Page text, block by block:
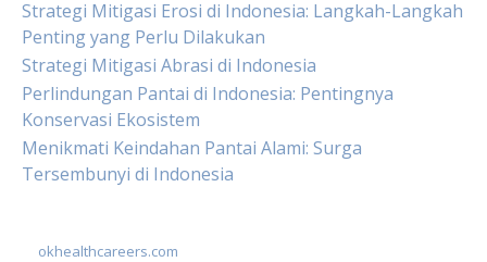
Strategi Mitigasi Erosi di Indonesia: Langkah-Langkah
Penting yang Perlu Dilakukan
Strategi Mitigasi Abrasi di Indonesia
Perlindungan Pantai di Indonesia: Pentingnya
Konservasi Ekosistem
Menikmati Keindahan Pantai Alami: Surga
Tersembunyi di Indonesia
okhealthcareers.com